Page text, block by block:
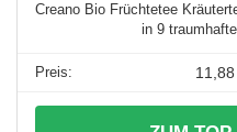
Creano Bio Früchtetee
in 9